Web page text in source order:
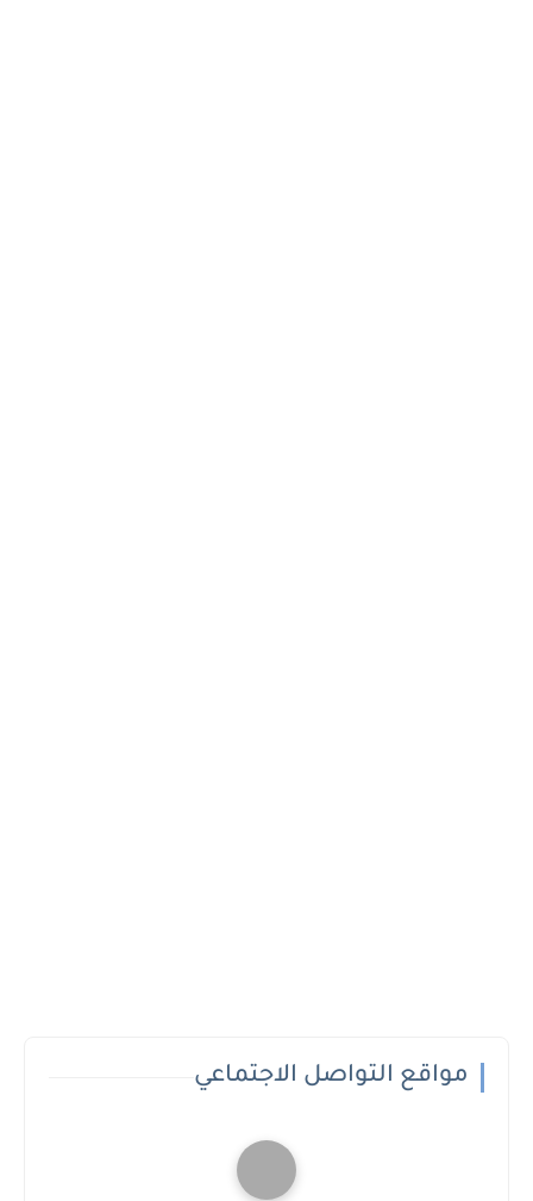
مواقع التواصل الاجتماعي